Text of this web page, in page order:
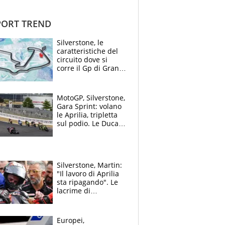
TREND
Silverstone, le
caratteristiche del
circuito dove si
corre il Gp di Gran
MotoGP, Silverstone,
Gara Sprint: volano
le Aprilia, tripletta
sul podio. Le Ducati
Silverstone, Martin:
"Il lavoro di Aprilia
sta ripagando". Le
lacrime di
la gara domani"
Europei,